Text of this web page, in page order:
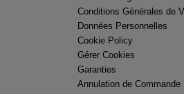
Conditions Générales de
Données Personnelles
Cookie Policy
Gérer Cookies
Garanties
Annulation de Commande